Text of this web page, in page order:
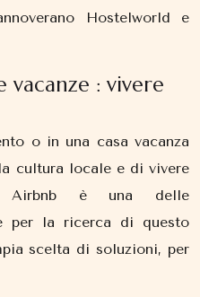
Hostelworld e
vacanze : vivere
o in una casa vacanza
cultura locale e di vivere
Airbnb è una delle
per la ricerca di questo
scelta di soluzioni, per